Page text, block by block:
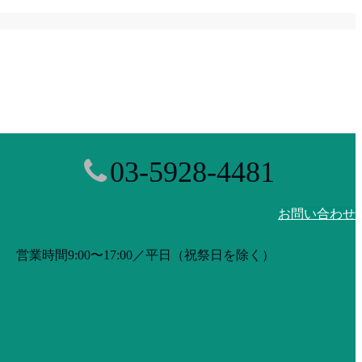
03-5928-4481
営業時間9:00〜17:00／平日（祝祭日を除く）
お問い合わせ